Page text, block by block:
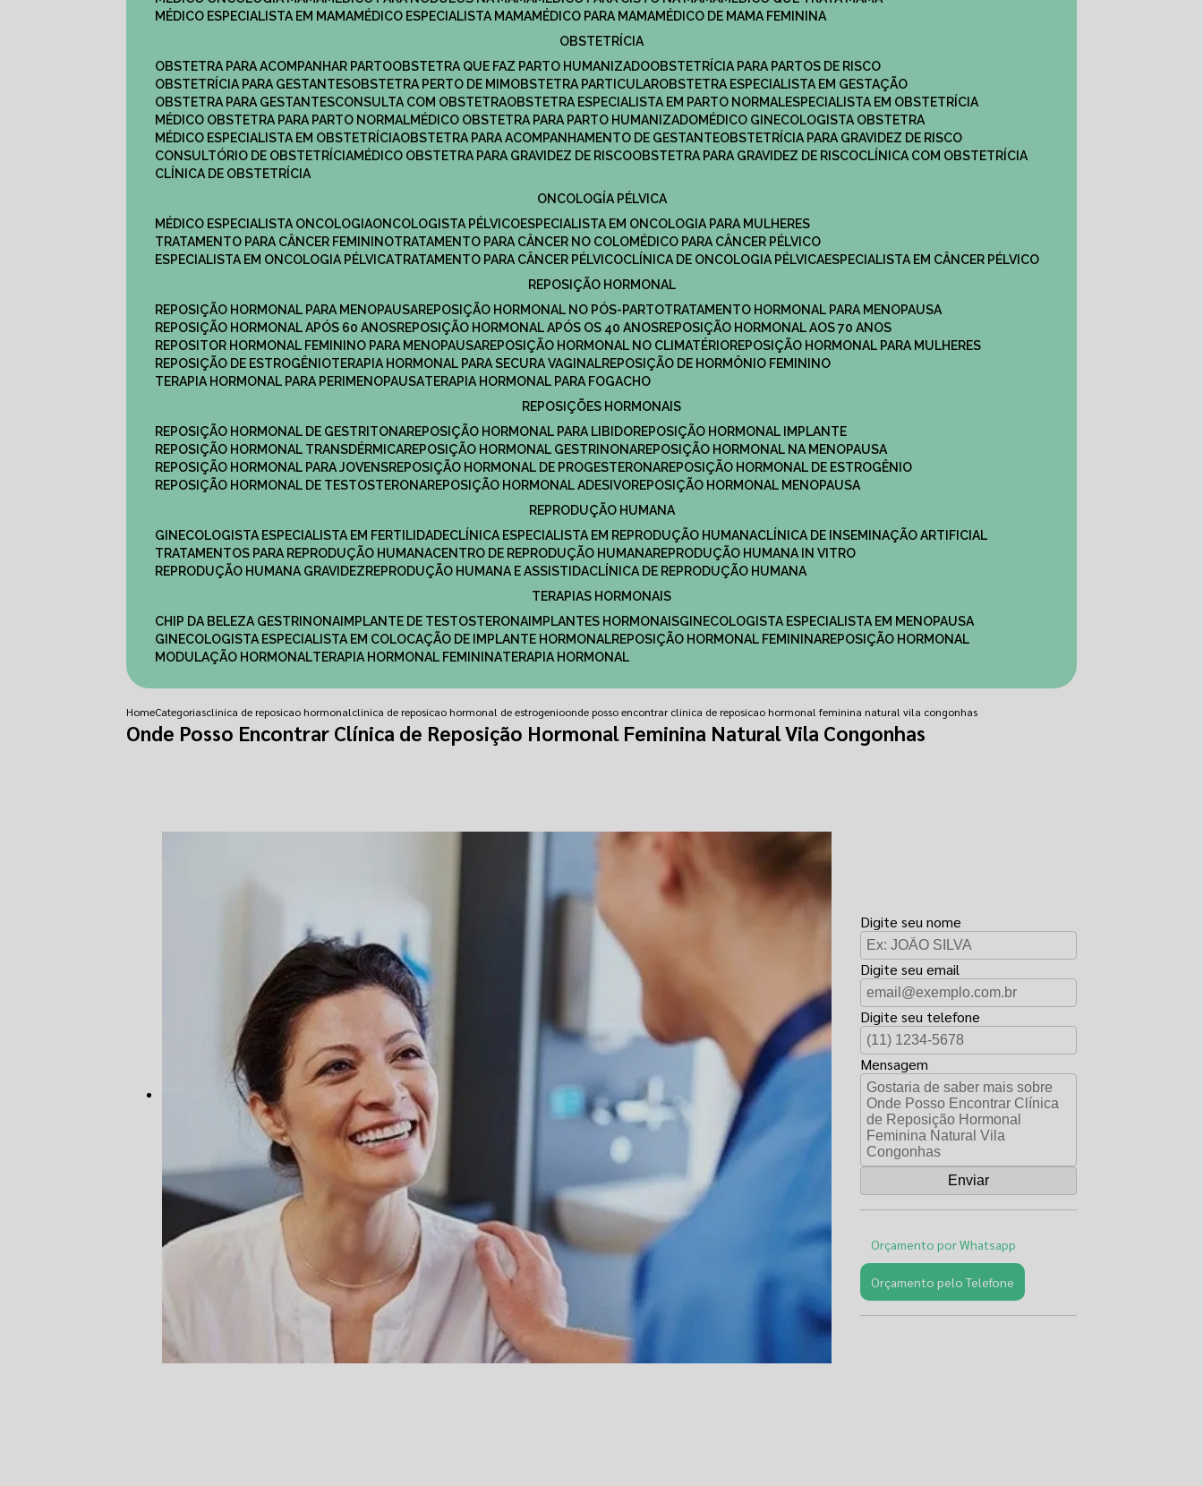
MÉDICO ESPECIALISTA EM MAMA
MÉDICO ESPECIALISTA MAMA MÉDICO PARA MAMA
MÉDICO DE MAMA FEMININA
OBSTETRÍCIA
OBSTETRA PARA ACOMPANHAR PARTO
OBSTETRA QUE FAZ PARTO HUMANIZADO
OBSTETRÍCIA PARA PARTOS DE RISCO
OBSTETRÍCIA PARA GESTANTES
OBSTETRA PERTO DE MIM OBSTETRA PARTICULAR
OBSTETRA ESPECIALISTA EM GESTAÇÃO
OBSTETRA PARA GESTANTES
CONSULTA COM OBSTETRA OBSTETRA ESPECIALISTA EM PARTO NORMAL ESPECIALISTA EM OBSTETRÍCIA
MÉDICO OBSTETRA PARA PARTO NORMAL
MÉDICO OBSTETRA PARA PARTO HUMANIZADO
MÉDICO GINECOLOGISTA OBSTETRA
MÉDICO ESPECIALISTA EM OBSTETRÍCIA
OBSTETRA PARA ACOMPANHAMENTO DE GESTANTE
OBSTETRÍCIA PARA GRAVIDEZ DE RISCO
CONSULTÓRIO DE OBSTETRÍCIA
MÉDICO OBSTETRA PARA GRAVIDEZ DE RISCO OBSTETRA PARA GRAVIDEZ DE RISCO
CLÍNICA COM OBSTETRÍCIA
CLÍNICA DE OBSTETRÍCIA
ONCOLOGÍA PÉLVICA
MÉDICO ESPECIALISTA ONCOLOGIA
ONCOLOGISTA PÉLVICO ESPECIALISTA EM ONCOLOGIA PARA MULHERES
TRATAMENTO PARA CÂNCER FEMININO
TRATAMENTO PARA CÂNCER NO COLO
MÉDICO PARA CÂNCER PÉLVICO
ESPECIALISTA EM ONCOLOGIA PÉLVICA
TRATAMENTO PARA CÂNCER PÉLVICO CLÍNICA DE ONCOLOGIA PÉLVICA ESPECIALISTA EM CÂNCER PÉLVICO
REPOSIÇÃO HORMONAL
REPOSIÇÃO HORMONAL PARA MENOPAUSA
REPOSIÇÃO HORMONAL NO PÓS-PARTO
TRATAMENTO HORMONAL PARA MENOPAUSA
REPOSIÇÃO HORMONAL APÓS 60 ANOS
REPOSIÇÃO HORMONAL APÓS OS 40 ANOS
REPOSIÇÃO HORMONAL AOS 70 ANOS
REPOSITOR HORMONAL FEMININO PARA MENOPAUSA
REPOSIÇÃO HORMONAL NO CLIMATÉRIO
REPOSIÇÃO HORMONAL PARA MULHERES
REPOSIÇÃO DE ESTROGÊNIO
TERAPIA HORMONAL PARA SECURA VAGINAL
REPOSIÇÃO DE HORMÔNIO FEMININO
TERAPIA HORMONAL PARA PERIMENOPAUSA
TERAPIA HORMONAL PARA FOGACHO
REPOSIÇÕES HORMONAIS
REPOSIÇÃO HORMONAL DE GESTRITONA
REPOSIÇÃO HORMONAL PARA LIBIDO
REPOSIÇÃO HORMONAL IMPLANTE
REPOSIÇÃO HORMONAL TRANSDÉRMICA
REPOSIÇÃO HORMONAL GESTRINONA
REPOSIÇÃO HORMONAL NA MENOPAUSA
REPOSIÇÃO HORMONAL PARA JOVENS
REPOSIÇÃO HORMONAL DE PROGESTERONA
REPOSIÇÃO HORMONAL DE ESTROGÊNIO
REPOSIÇÃO HORMONAL DE TESTOSTERONA
REPOSIÇÃO HORMONAL ADESIVO
REPOSIÇÃO HORMONAL MENOPAUSA
REPRODUÇÃO HUMANA
GINECOLOGISTA ESPECIALISTA EM FERTILIDADE
CLÍNICA ESPECIALISTA EM REPRODUÇÃO HUMANA
CLÍNICA DE INSEMINAÇÃO ARTIFICIAL
TRATAMENTOS PARA REPRODUÇÃO HUMANA
CENTRO DE REPRODUÇÃO HUMANA
REPRODUÇÃO HUMANA IN VITRO
REPRODUÇÃO HUMANA GRAVIDEZ
REPRODUÇÃO HUMANA E ASSISTIDA
CLÍNICA DE REPRODUÇÃO HUMANA
TERAPIAS HORMONAIS
CHIP DA BELEZA GESTRINONA IMPLANTE DE TESTOSTERONA IMPLANTES HORMONAIS
GINECOLOGISTA ESPECIALISTA EM MENOPAUSA
GINECOLOGISTA ESPECIALISTA EM COLOCAÇÃO DE IMPLANTE HORMONAL
REPOSIÇÃO HORMONAL FEMININA
REPOSIÇÃO HORMONAL
MODULAÇÃO HORMONAL
TERAPIA HORMONAL FEMININA TERAPIA HORMONAL
HomeCategoriasclinica de reposicao hormonalclinica de reposicao hormonal de estrogenioonde posso encontrar clinica de reposicao hormonal feminina natural vila congonhas
Onde Posso Encontrar Clínica de Reposição Hormonal Feminina Natural Vila Congonhas
Digite seu nome
Digite seu email
Digite seu telefone
Mensagem
Orçamento por Whatsapp
Orçamento pelo Telefone